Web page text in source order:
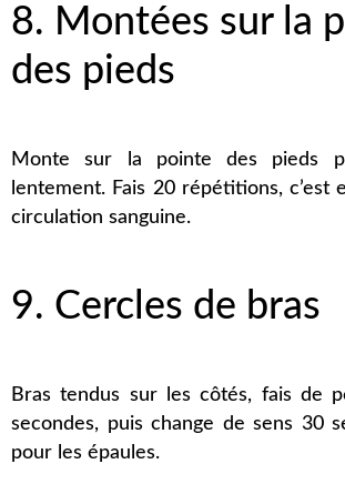
8. Montées sur la
des pieds
Monte sur la pointe des pieds
lentement. Fais 20 répétitions, c’est
circulation sanguine.
9. Cercles de bras
Bras tendus sur les côtés, fais de
secondes, puis change de sens 30
pour les épaules.